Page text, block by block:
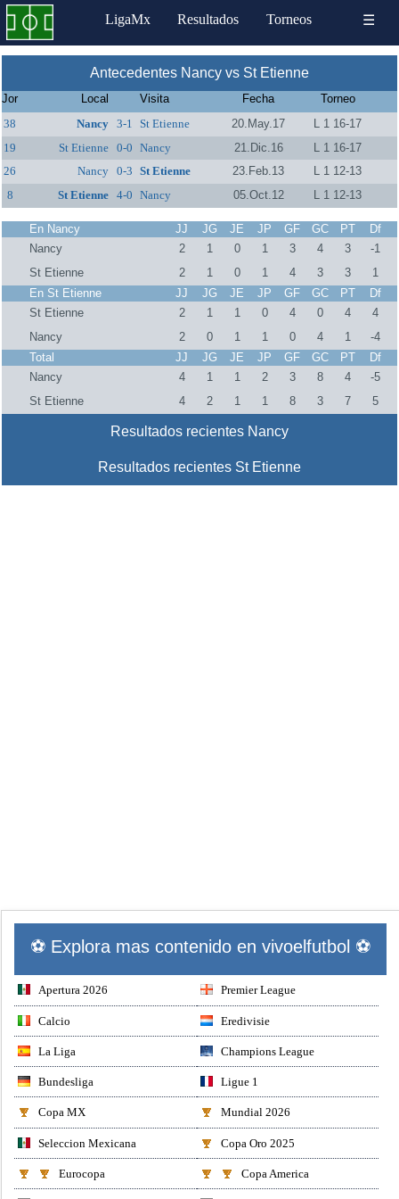
LigaMx Resultados Torneos ☰
Antecedentes Nancy vs St Etienne
Jor Local Visita Fecha
Torneo
38
Nancy 3-1 St Etienne 20.May.17
L 1 16-17
19
St Etienne 0-0 Nancy 21.Dic.16
L 1 16-17
26
Nancy 0-3 St Etienne 23.Feb.13
L 1 12-13
8
St Etienne 4-0 Nancy 05.Oct.12 L 1 12-13
En Nancy JJ JG JE JP GF GC PT
Df
Nancy
2 1 0 1 3 4 3
-1
St Etienne
2 1 0 1 4 3 3
1
En St Etienne
JJ JG JE JP GF GC PT
Df
St Etienne
2 1 1 0 4 0 4
4
Nancy
2 0 1 1 0 4 1
-4
Total
JJ JG JE JP GF GC PT
Df
Nancy
4 1 1 2 3 8 4
-5
St Etienne
4 2 1 1 8 3 7 5
Resultados recientes Nancy
Resultados recientes St Etienne
⚽ Explora mas contenido en vivoelfutbol ⚽
Apertura 2026 Premier League
Calcio Eredivisie
La Liga Champions League
Bundesliga Ligue 1
Copa MX Mundial 2026
Seleccion Mexicana Copa Oro 2025
Eurocopa Copa America